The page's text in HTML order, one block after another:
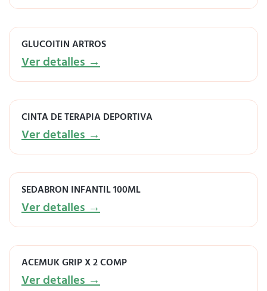
GLUCOITIN ARTROS
Ver detalles →
CINTA DE TERAPIA DEPORTIVA
Ver detalles →
SEDABRON INFANTIL 100ML
Ver detalles →
ACEMUK GRIP X 2 COMP
Ver detalles →